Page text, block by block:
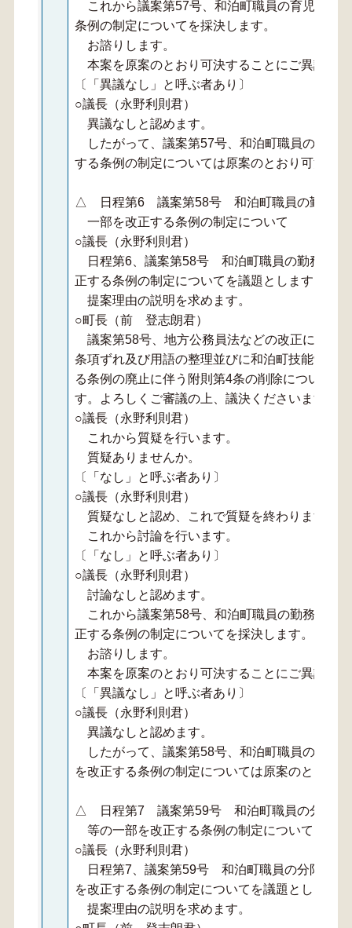
これから議案第57号、和泊町職員の育児休業
条例の制定についてを採決します。
お諮りします。
本案を原案のとおり可決することにご異議あ
〔「異議なし」と呼ぶ者あり〕
○議長（永野利則君）
異議なしと認めます。
したがって、議案第57号、和泊町職員の育児
する条例の制定については原案のとおり可決さ
△ 日程第6 議案第58号 和泊町職員の勤務時
一部を改正する条例の制定について
○議長（永野利則君）
日程第6、議案第58号 和泊町職員の勤務時間
正する条例の制定についてを議題とします。
提案理由の説明を求めます。
○町長（前 登志朗君）
議案第58号、地方公務員法などの改正に伴い
条項ずれ及び用語の整理並びに和泊町技能労務
る条例の廃止に伴う附則第4条の削除について
す。よろしくご審議の上、議決くださいますよ
○議長（永野利則君）
これから質疑を行います。
質疑ありませんか。
〔「なし」と呼ぶ者あり〕
○議長（永野利則君）
質疑なしと認め、これで質疑を終わります。
これから討論を行います。
〔「なし」と呼ぶ者あり〕
○議長（永野利則君）
討論なしと認めます。
これから議案第58号、和泊町職員の勤務時間
正する条例の制定についてを採決します。
お諮りします。
本案を原案のとおり可決することにご異議あ
〔「異議なし」と呼ぶ者あり〕
○議長（永野利則君）
異議なしと認めます。
したがって、議案第58号、和泊町職員の勤務
を改正する条例の制定については原案のとおり
△ 日程第7 議案第59号 和泊町職員の分限の
等の一部を改正する条例の制定について
○議長（永野利則君）
日程第7、議案第59号 和泊町職員の分限の手
を改正する条例の制定についてを議題とします。
提案理由の説明を求めます。